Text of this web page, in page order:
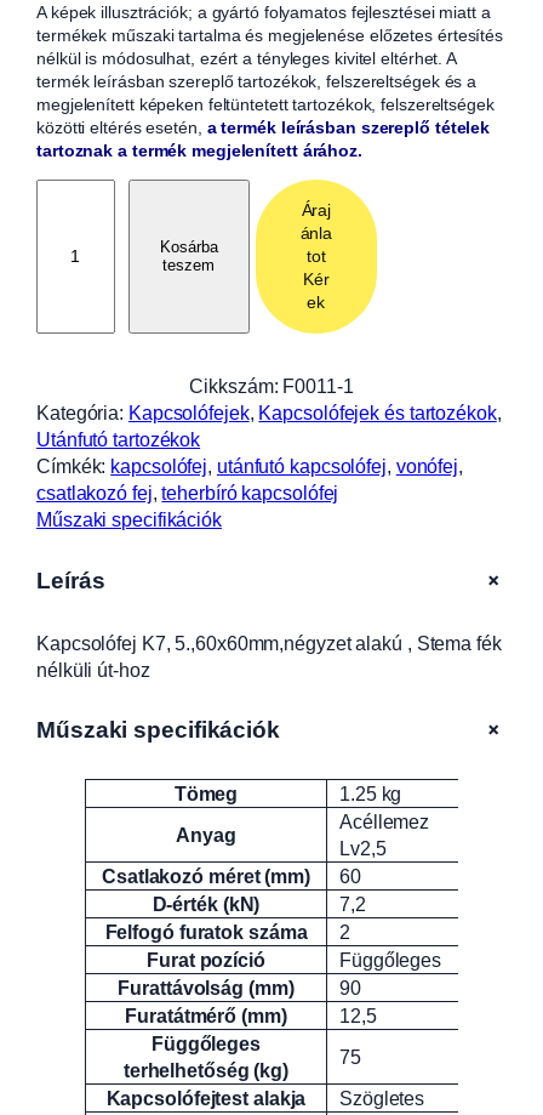
A képek illusztrációk; a gyártó folyamatos fejlesztései miatt a
termékek műszaki tartalma és megjelenése előzetes értesítés
nélkül is módosulhat, ezért a tényleges kivitel eltérhet. A
termék leírásban szereplő tartozékok, felszereltségek és a
megjelenített képeken feltüntetett tartozékok, felszereltségek
közötti eltérés esetén, a termék leírásban szereplő tételek
tartoznak a termék megjelenített árához.
f
e
j
K
7
.
6
0
6
Kosárba
teszem
Áraj
ánla
tot
Kér
ek
Cikkszám: F0011-1
Kategória: Kapcsolófejek, Kapcsolófejek és tartozékok
Utánfutó tartozékok
Címkék: kapcsolófej, utánfutó kapcsolófej, vonófej
csatlakozó fej, teherbíró kapcsolófej
Műszaki specifikációk
Leírás +
Kapcsolófej K7, 5.,60x60mm,négyzet alakú , Stema fék
nélküli út-hoz
Műszaki specifikációk +
Attribútumok Érték
Tömeg
1.25 kg
Anyag
Acéllemez
Lv2,5
Csatlakozó méret (mm)
60
D-érték (kN)
7,2
Felfogó furatok száma
2
Furat pozíció
Függőleges
Furattávolság (mm)
90
Furatátmérő (mm)
12,5
Függőleges
terhelhetőség (kg)
75
Kapcsolófejtest alakja
Szögletes